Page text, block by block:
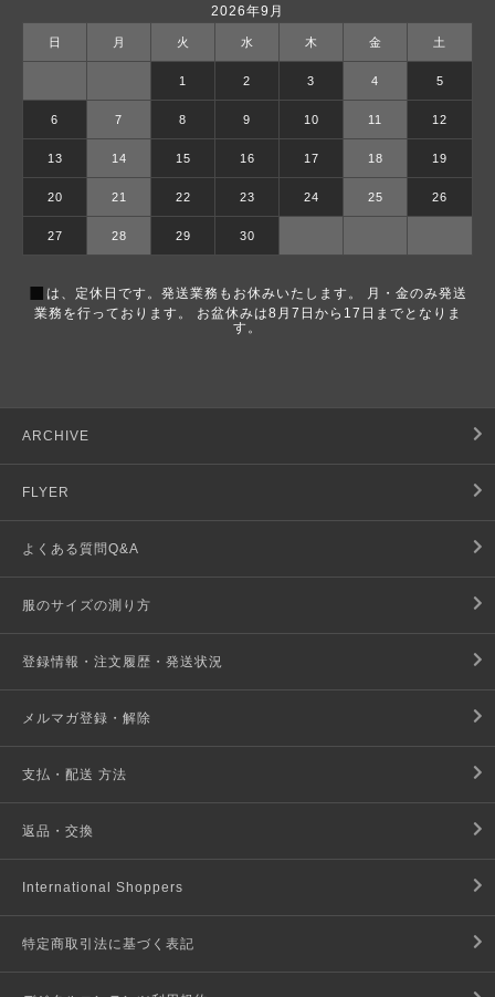
2026年9月
日 月 火 水 木 金 土
1 2 3 4 5
6 7 8 9 10 11 12
13 14 15 16 17 18 19
20 21 22 23 24 25 26
27 28 29 30
■ は、定休日です。発送業務もお休みいたします。 月・金のみ発送
業務を行っております。 お盆休みは8月7日から17日までとなりま
す。
ARCHIVE
FLYER
よくある質問Q&A
服のサイズの測り方
登録情報・注文履歴・発送状況
メルマガ登録・解除
支払・配送 方法
返品・交換
International Shoppers
特定商取引法に基づく表記